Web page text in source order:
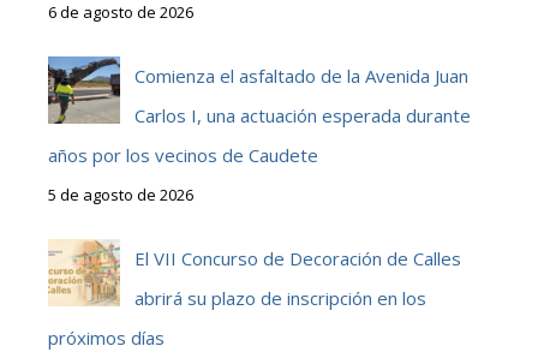
6 de agosto de 2026
Comienza el asfaltado de la Avenida Juan
Carlos I, una actuación esperada durante
años por los vecinos de Caudete
5 de agosto de 2026
El VII Concurso de Decoración de Calles
abrirá su plazo de inscripción en los
próximos días